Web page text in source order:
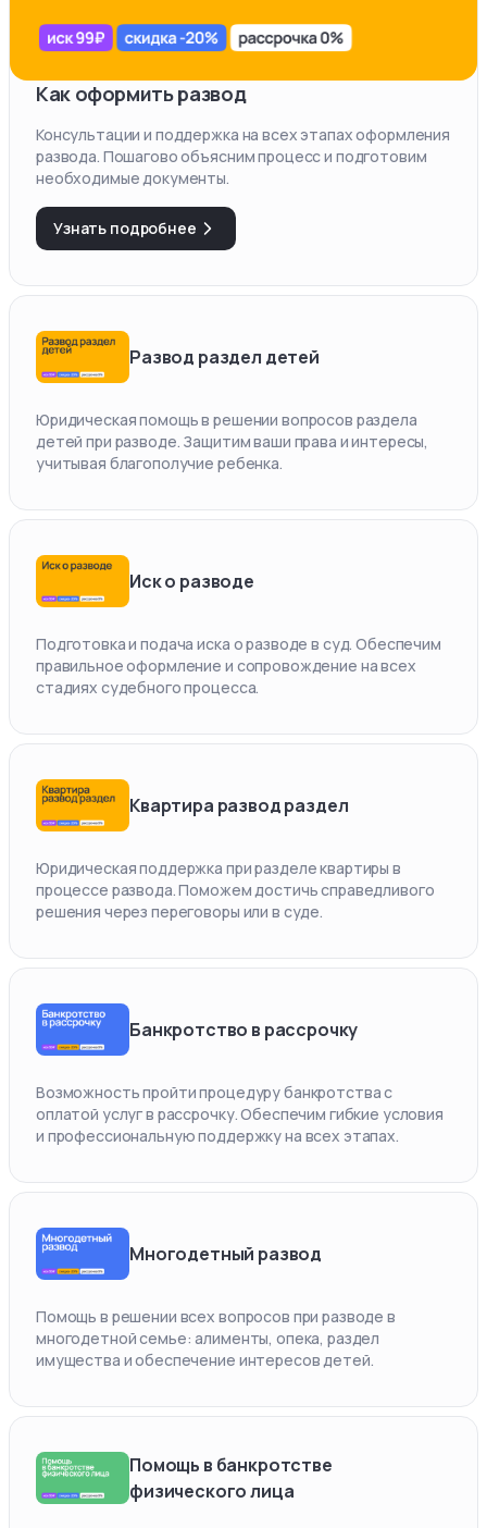
Как оформить развод
Консультации и поддержка на всех этапах оформления
развода. Пошагово объясним процесс и подготовим
необходимые документы.
Узнать подробнее
Развод раздел детей
Юридическая помощь в решении вопросов раздела
детей при разводе. Защитим ваши права и интересы,
учитывая благополучие ребенка.
Иск о разводе
Подготовка и подача иска о разводе в суд. Обеспечим
правильное оформление и сопровождение на всех
стадиях судебного процесса.
Квартира развод раздел
Юридическая поддержка при разделе квартиры в
процессе развода. Поможем достичь справедливого
решения через переговоры или в суде.
Банкротство в рассрочку
Возможность пройти процедуру банкротства с
оплатой услуг в рассрочку. Обеспечим гибкие условия
и профессиональную поддержку на всех этапах.
Многодетный развод
Помощь в решении всех вопросов при разводе в
многодетной семье: алименты, опека, раздел
имущества и обеспечение интересов детей.
Помощь в банкротстве
физического лица